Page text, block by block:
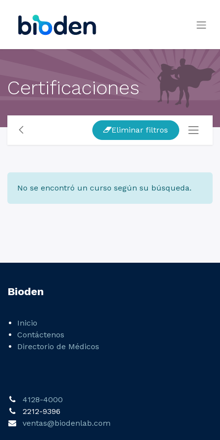
Certificaciones
Eliminar filtros
No se encontró un curso según su búsqueda.
Bioden
Inicio
Contáctenos
Directorio de Médicos
4128-4000
2212-9396
ventas@biodenlab.com